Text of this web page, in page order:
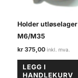
Holder utløselager
M6/M35
kr 375,00
LEGG I
HANDLEKURV